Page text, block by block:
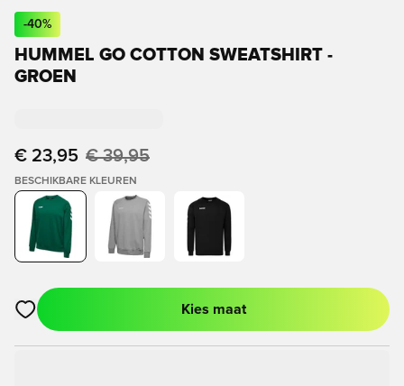
-40%
HUMMEL GO COTTON SWEATSHIRT -
GROEN
€ 23,95 € 39,95
BESCHIKBARE KLEUREN
Opent een venster om in te loggen of je aan te melden als lid
Kies maat